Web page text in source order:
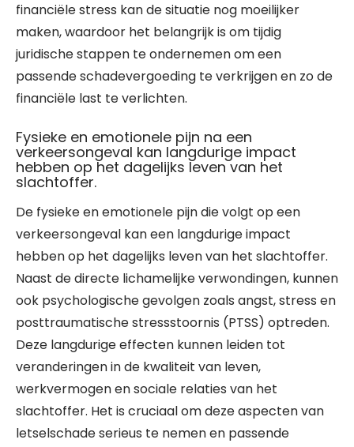
financiële stress kan de situatie nog moeilijker
maken, waardoor het belangrijk is om tijdig
juridische stappen te ondernemen om een
passende schadevergoeding te verkrijgen en zo de
financiële last te verlichten.
Fysieke en emotionele pijn na een
verkeersongeval kan langdurige impact
hebben op het dagelijks leven van het
slachtoffer.
De fysieke en emotionele pijn die volgt op een
verkeersongeval kan een langdurige impact
hebben op het dagelijks leven van het slachtoffer.
Naast de directe lichamelijke verwondingen, kunnen
ook psychologische gevolgen zoals angst, stress en
posttraumatische stressstoornis (PTSS) optreden.
Deze langdurige effecten kunnen leiden tot
veranderingen in de kwaliteit van leven,
werkvermogen en sociale relaties van het
slachtoffer. Het is cruciaal om deze aspecten van
letselschade serieus te nemen en passende